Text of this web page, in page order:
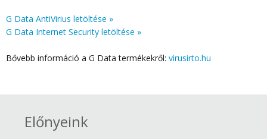
G Data AntiVirius letöltése »
G Data Internet Security letöltése »
Bővebb információ a G Data termékekről: virusirto.hu
Előnyeink